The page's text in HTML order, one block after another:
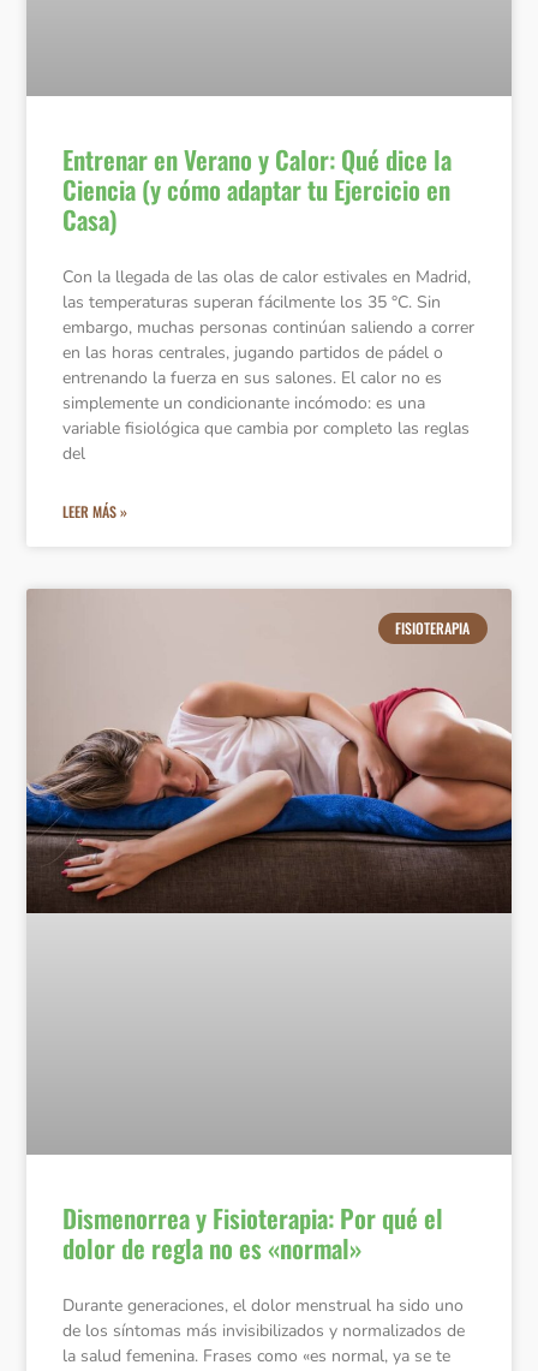
Entrenar en Verano y Calor: Qué dice la
Ciencia (y cómo adaptar tu Ejercicio en
Casa)
Con la llegada de las olas de calor estivales en Madrid,
las temperaturas superan fácilmente los 35 °C. Sin
embargo, muchas personas continúan saliendo a correr
en las horas centrales, jugando partidos de pádel o
entrenando la fuerza en sus salones. El calor no es
simplemente un condicionante incómodo: es una
variable fisiológica que cambia por completo las reglas
del
LEER MÁS »
FISIOTERAPIA
Dismenorrea y Fisioterapia: Por qué el
dolor de regla no es «normal»
Durante generaciones, el dolor menstrual ha sido uno
de los síntomas más invisibilizados y normalizados de
la salud femenina. Frases como «es normal, ya se te